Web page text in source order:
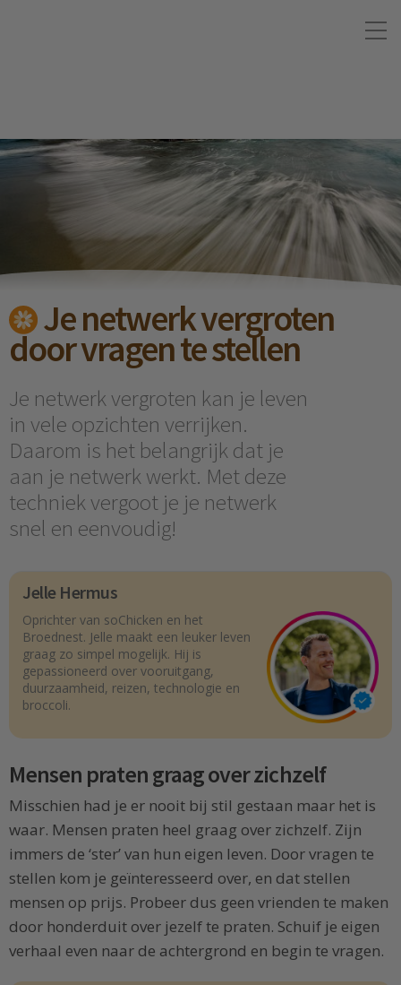
Je netwerk vergroten
door vragen te stellen
Je netwerk vergroten kan je leven
in vele opzichten verrijken.
Daarom is het belangrijk dat je
aan je netwerk werkt. Met deze
techniek vergoot je je netwerk
snel en eenvoudig!
Jelle Hermus
Oprichter van soChicken en het
Broednest. Jelle maakt een leuker leven
graag zo simpel mogelijk. Hij is
gepassioneerd over vooruitgang,
duurzaamheid, reizen, technologie en
broccoli.
Mensen praten graag over zichzelf
Misschien had je er nooit bij stil gestaan maar het is
waar. Mensen praten heel graag over zichzelf. Zijn
immers de ‘ster’ van hun eigen leven. Door vragen te
stellen kom je geïnteresseerd over, en dat stellen
mensen op prijs. Probeer dus geen vrienden te maken
door honderduit over jezelf te praten. Schuif je eigen
verhaal even naar de achtergrond en begin te vragen.